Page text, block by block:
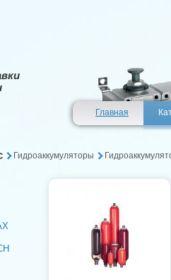
Главная
Гидроаккумуляторы